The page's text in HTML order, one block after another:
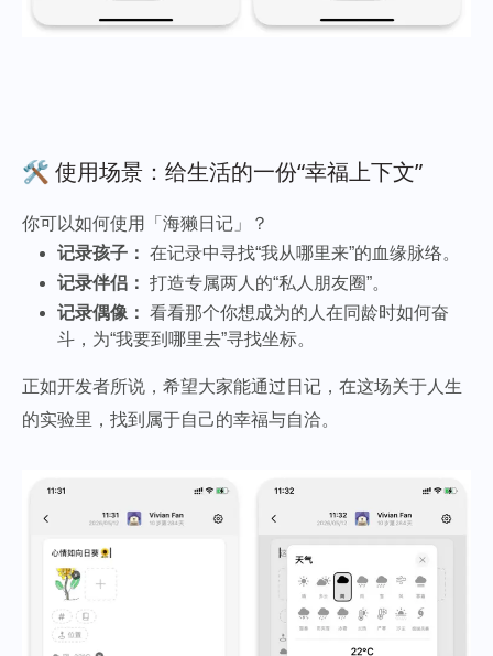
🛠️ 使用场景：给生活的一份“幸福上下文”
你可以如何使用「海獭日记」？
记录孩子： 在记录中寻找“我从哪里来”的血缘脉络。
记录伴侣： 打造专属两人的“私人朋友圈”。
记录偶像： 看看那个你想成为的人在同龄时如何奋
斗，为“我要到哪里去”寻找坐标。
正如开发者所说，希望大家能通过日记，在这场关于人生
的实验里，找到属于自己的幸福与自洽。